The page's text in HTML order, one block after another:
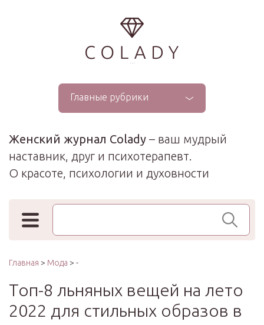
...
Главные рубрики
Женский журнал Colady – ваш мудрый
наставник, друг и психотерапевт.
О красоте, психологии и духовности
Поиск по сайту
Главная > Мода > -
Топ-8 льняных вещей на лето
2022 для стильных образов в